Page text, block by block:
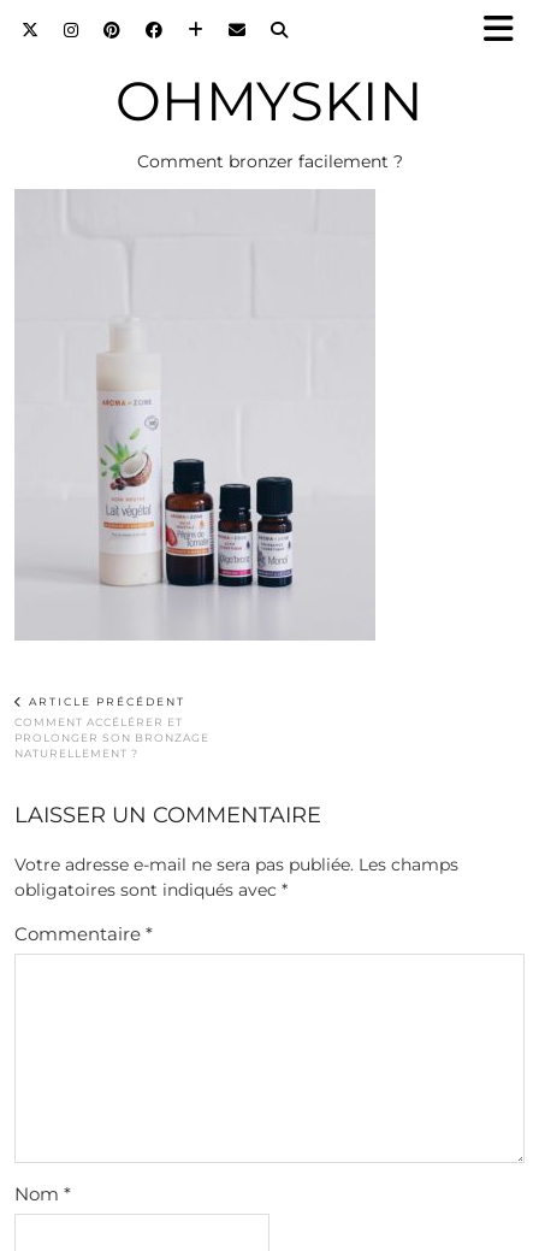
OHMYSKIN
Comment bronzer facilement ?
ARTICLE PRÉCÉDENT
COMMENT ACCÉLÉRER ET
PROLONGER SON BRONZAGE
NATURELLEMENT ?
LAISSER UN COMMENTAIRE
Votre adresse e-mail ne sera pas publiée. Les champs
obligatoires sont indiqués avec *
Commentaire *
Nom *